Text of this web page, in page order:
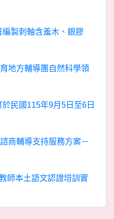
製刺軸含羞木、銀膠
地方輔導團自然科學領
民國115年9月5日至6日
商輔導支持服務方案－
師本土語文認證培訓實